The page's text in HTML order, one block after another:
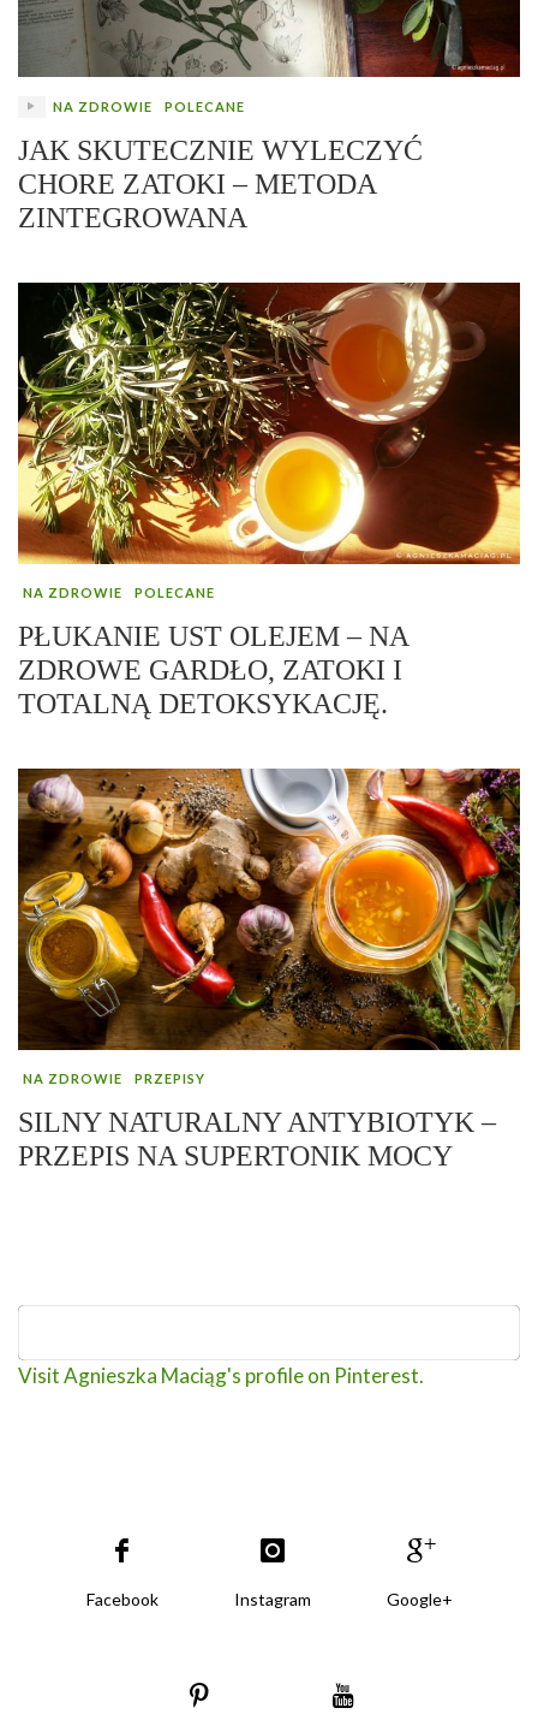
NA ZDROWIE POLECANE
JAK SKUTECZNIE WYLECZYĆ
CHORE ZATOKI – METODA
ZINTEGROWANA
NA ZDROWIE POLECANE
PŁUKANIE UST OLEJEM – NA
ZDROWE GARDŁO, ZATOKI I
TOTALNĄ DETOKSYKACJĘ.
NA ZDROWIE PRZEPISY
SILNY NATURALNY ANTYBIOTYK –
PRZEPIS NA SUPERTONIK MOCY
Visit Agnieszka Maciąg's profile on Pinterest.
Facebook Instagram Google+